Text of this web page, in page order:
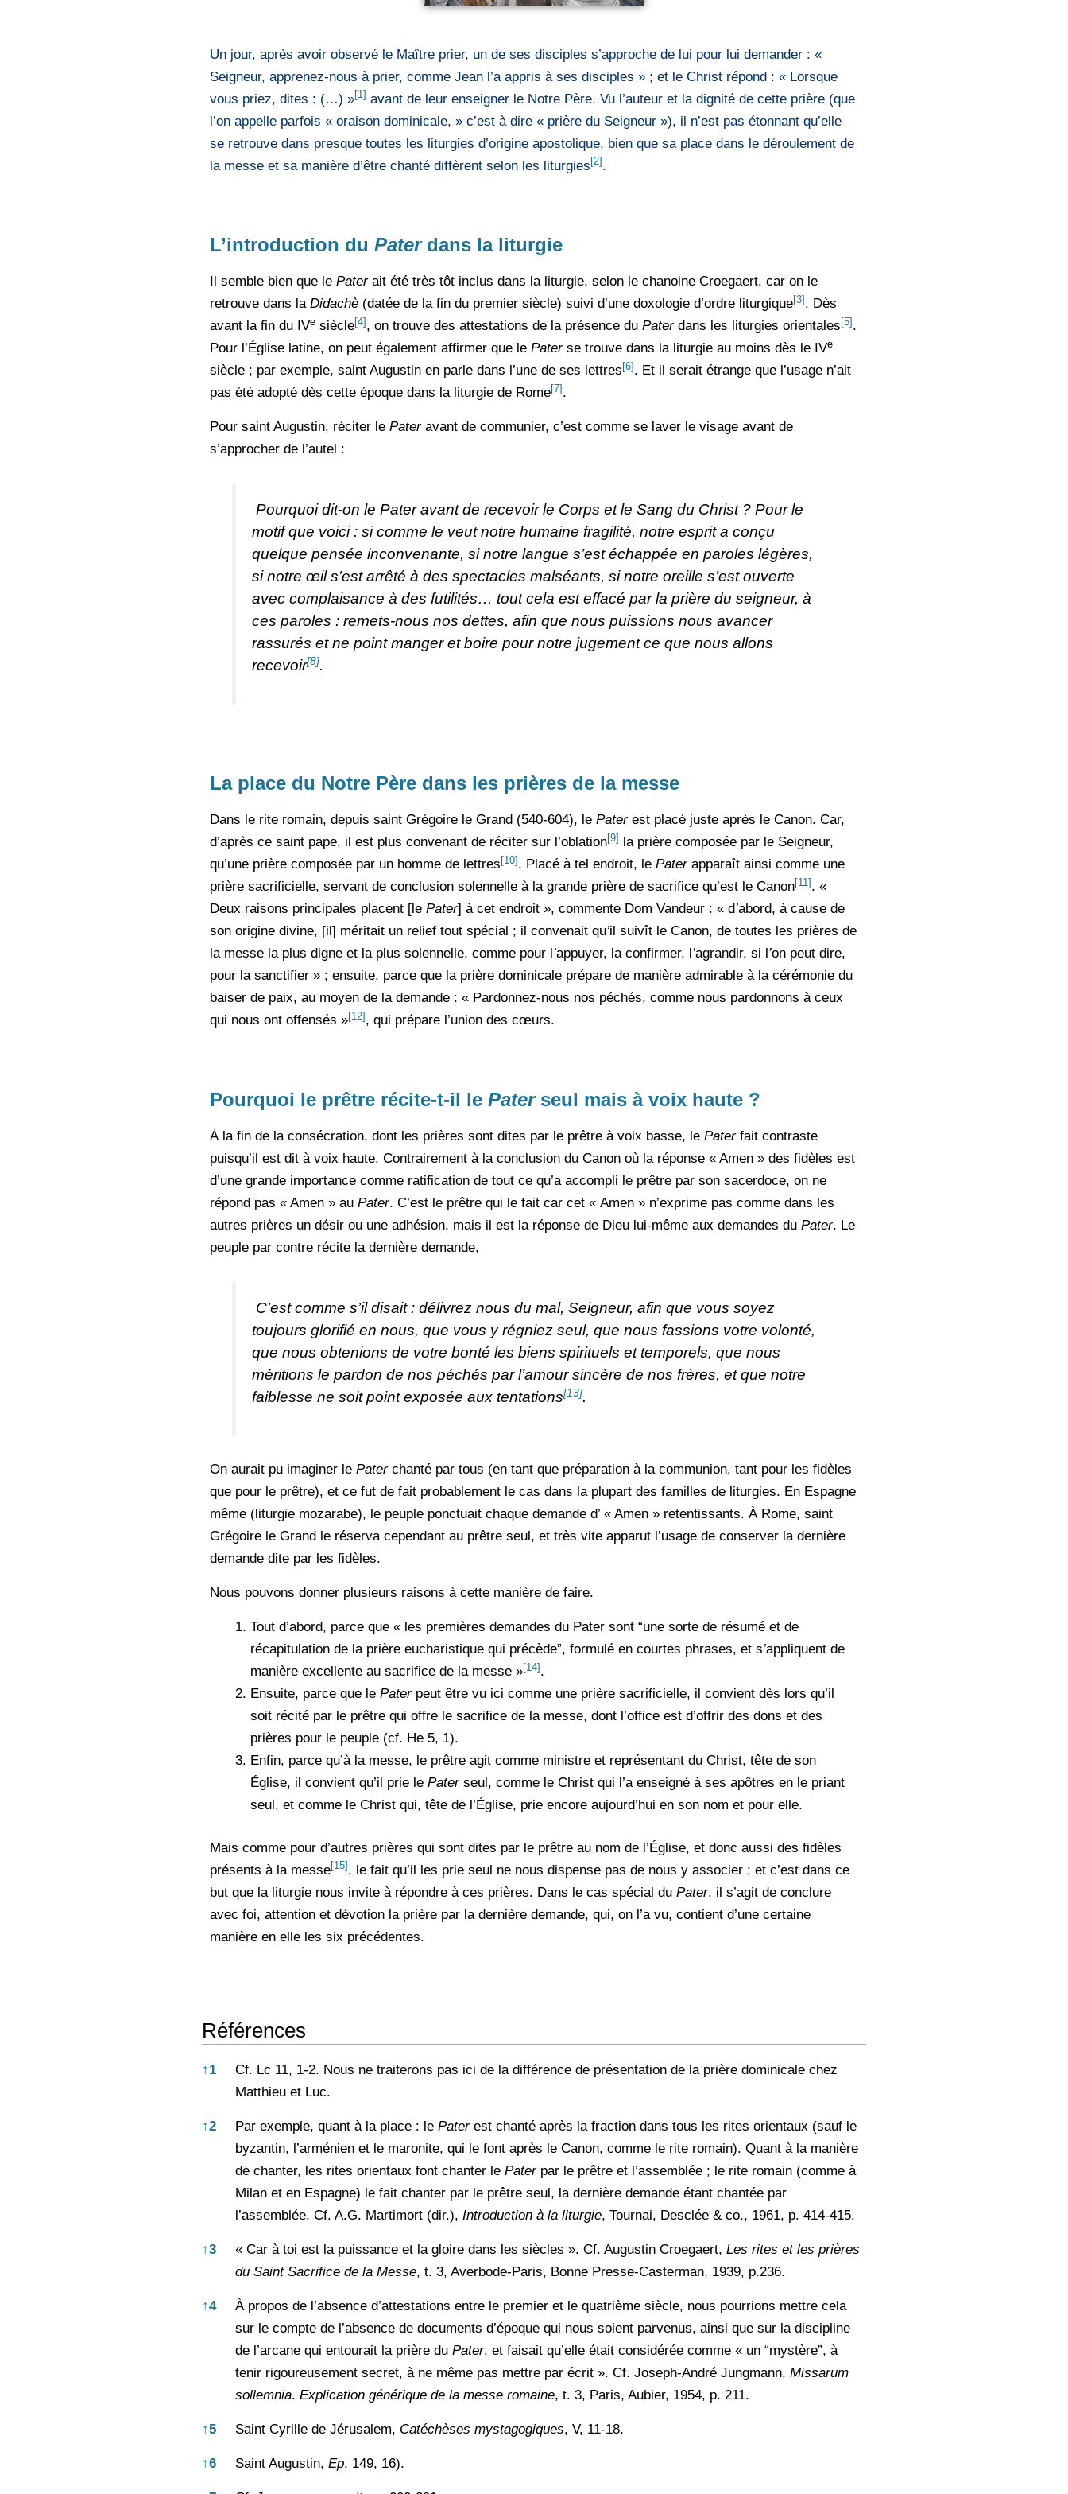
Un jour, après avoir observé le Maître prier, un de ses disciples s’approche de lui pour lui demander : «
Seigneur, apprenez-nous à prier, comme Jean l’a appris à ses disciples » ; et le Christ répond : « Lorsque
vous priez, dites : (…) »[1] avant de leur enseigner le Notre Père. Vu l’auteur et la dignité de cette prière (que
l’on appelle parfois « oraison dominicale, » c’est à dire « prière du Seigneur »), il n’est pas étonnant qu’elle
se retrouve dans presque toutes les liturgies d’origine apostolique, bien que sa place dans le déroulement de
la messe et sa manière d’être chanté diffèrent selon les liturgies [2] .
L’introduction du Paterdans la liturgie
Il semble bien que le Paterait été très tôt inclus dans la liturgie, selon le chanoine Croegaert, car on le
retrouve dans la Didachè(datée de la fin du premier siècle) suivi d’une doxologie d’ordre liturgique[3] . Dès
avant la fin du IVesiècle[4] , on trouve des attestations de la présence du Paterdans les liturgies orientales [5] .
Pour l’Église latine, on peut également affirmer que le Pater se trouve dans la liturgie au moins dès le IVe
siècle ; par exemple, saint Augustin en parle dans l’une de ses lettres [6] . Et il serait étrange que l’usage n’ait
pas été adopté dès cette époque dans la liturgie de Rome[7] .
Pour saint Augustin, réciter le Pateravant de communier, c’est comme se laver le visage avant de
s’approcher de l’autel :
Pourquoi dit-on le Pateravant de recevoir le Corps et le Sang du Christ ? Pour le
motif que voici : si comme le veut notre humaine fragilité, notre esprit a conçu
quelque pensée inconvenante, si notre langue s’est échappée en paroles légères,
si notre œil s’est arrêté à des spectacles malséants, si notre oreille s’est ouverte
avec complaisance à des futilités… tout cela est effacé par la prière du seigneur, à
ces paroles : remets-nous nos dettes, afin que nous puissions nous avancer
rassurés et ne point manger et boire pour notre jugement ce que nous allons
recevoir[8].
La place du Notre Père dans les prières de la messe
Dans le rite romain, depuis saint Grégoire le Grand (540-604), le Paterest placé juste après le Canon. Car,
d’après ce saint pape, il est plus convenant de réciter sur l’oblation[9]
la prière composée par le Seigneur,
qu’une prière composée par un homme de lettres [10] . Placé à tel endroit, le Paterapparaît ainsi comme une
prière sacrificielle, servant de conclusion solennelle à la grande prière de sacrifice qu’est le Canon[11] . «
Deux raisons principales placent [le Pater] à cet endroit », commente Dom Vandeur : « d’abord, à cause de
son origine divine, [il] méritait un relief tout spécial ; il convenait qu’il suivît le Canon, de toutes les prières de
la messe la plus digne et la plus solennelle, comme pour l ’appuyer, la confirmer, l ’agrandir, si l ’on peut dire,
pour la sanctifier » ; ensuite, parce que la prière dominicale prépare de manière admirable à la cérémonie du
baiser de paix, au moyen de la demande : « Pardonnez-nous nos péchés, comme nous pardonnons à ceux
qui nous ont offensés »[12] , qui prépare l’union des cœurs.
Pourquoi le prêtre récite-t-il le Paterseul mais à voix haute ?
À la fin de la consécration, dont les prières sont dites par le prêtre à voix basse, le Paterfait contraste
puisqu’il est dit à voix haute. Contrairement à la conclusion du Canon où la réponse « Amen » des fidèles est
d’une grande importance comme ratification de tout ce qu’a accompli le prêtre par son sacerdoce, on ne
répond pas « Amen » au Pater. C’est le prêtre qui le fait car cet « Amen » n’exprime pas comme dans les
autres prières un désir ou une adhésion, mais il est la réponse de Dieu lui-même aux demandes du Pater. Le
peuple par contre récite la dernière demande,
C’est comme s’il disait : délivrez nous du mal, Seigneur, afin que vous soyez
toujours glorifié en nous, que vous y régniez seul, que nous fassions votre volonté,
que nous obtenions de votre bonté les biens spirituels et temporels, que nous
méritions le pardon de nos péchés par l’amour sincère de nos frères, et que notre
faiblesse ne soit point exposée aux tentations[13].
On aurait pu imaginer le Paterchanté par tous (en tant que préparation à la communion, tant pour les fidèles
que pour le prêtre), et ce fut de fait probablement le cas dans la plupart des familles de liturgies. En Espagne
même (liturgie mozarabe), le peuple ponctuait chaque demande d’ « Amen » retentissants. À Rome, saint
Grégoire le Grand le réserva cependant au prêtre seul, et très vite apparut l’usage de conserver la dernière
demande dite par les fidèles.
Nous pouvons donner plusieurs raisons à cette manière de faire.
Tout d’abord, parce que « les premières demandes du Pater sont “une sorte de résumé et de
récapitulation de la prière eucharistique qui précède”, formulé en courtes phrases, et s’appliquent de
manière excellente au sacrifice de la messe »[14] .
Ensuite, parce que le Paterpeut être vu ici comme une prière sacrificielle, il convient dès lors qu’il
soit récité par le prêtre qui offre le sacrifice de la messe, dont l’office est d’offrir des dons et des
prières pour le peuple (cf. He 5, 1).
Enfin, parce qu’à la messe, le prêtre agit comme ministre et représentant du Christ, tête de son
Église, il convient qu’il prie le Paterseul, comme le Christ qui l’a enseigné à ses apôtres en le priant
seul, et comme le Christ qui, tête de l’Église, prie encore aujourd’hui en son nom et pour elle.
Mais comme pour d’autres prières qui sont dites par le prêtre au nom de l’Église, et donc aussi des fidèles
présents à la messe[15] , le fait qu’il les prie seul ne nous dispense pas de nous y associer ; et c’est dans ce
but que la liturgie nous invite à répondre à ces prières. Dans le cas spécial du Pater, il s’agit de conclure
avec foi, attention et dévotion la prière par la dernière demande, qui, on l’a vu, contient d’une certaine
manière en elle les six précédentes.
Références
Références
↑1
Cf. Lc 11, 1-2. Nous ne traiterons pas ici de la différence de présentation de la prière dominicale chez
Matthieu et Luc.
↑2 Par exemple, quant à la place : le Paterest chanté après la fraction dans tous les rites orientaux (sauf le
byzantin, l’arménien et le maronite, qui le font après le Canon, comme le rite romain). Quant à la manière
de chanter, les rites orientaux font chanter le Paterpar le prêtre et l’assemblée ; le rite romain (comme à
Milan et en Espagne) le fait chanter par le prêtre seul, la dernière demande étant chantée par
l’assemblée. Cf. A.G. Martimort (dir.), Introduction à la liturgie, Tournai, Desclée & co., 1961, p. 414-415.
↑3 « Car à toi est la puissance et la gloire dans les siècles ». Cf. Augustin Croegaert, Les rites et les prières
du Saint Sacrifice de la Messe, t. 3, Averbode-Paris, Bonne Presse-Casterman, 1939, p.236.
↑4
À propos de l’absence d’attestations entre le premier et le quatrième siècle, nous pourrions mettre cela
sur le compte de l’absence de documents d’époque qui nous soient parvenus, ainsi que sur la discipline
de l’arcane qui entourait la prière du Pater, et faisait qu’elle était considérée comme « un “mystère”, à
tenir rigoureusement secret, à ne même pas mettre par écrit ». Cf. Joseph-André Jungmann, Missarum
sollemnia. Explication générique de la messe romaine, t. 3, Paris, Aubier, 1954, p. 211.
↑5 Saint Cyrille de Jérusalem, Catéchèses mystagogiques, V, 11-18.
↑6 Saint Augustin, Ep, 149, 16).